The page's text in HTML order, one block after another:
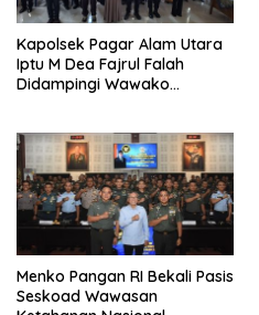
Kapolsek Pagar Alam Utara
Iptu M Dea Fajrul Falah
Didampingi Wawako
Menko Pangan RI Bekali Pasis
Seskoad Wawasan